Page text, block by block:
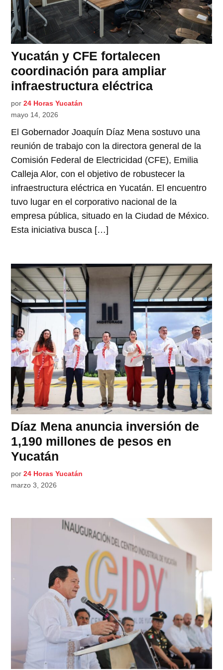
Yucatán y CFE fortalecen
coordinación para ampliar
infraestructura eléctrica
por 24 Horas Yucatán
mayo 14, 2026
El Gobernador Joaquín Díaz Mena sostuvo una
reunión de trabajo con la directora general de la
Comisión Federal de Electricidad (CFE), Emilia
Calleja Alor, con el objetivo de robustecer la
infraestructura eléctrica en Yucatán. El encuentro
tuvo lugar en el corporativo nacional de la
empresa pública, situado en la Ciudad de México.
Esta iniciativa busca […]
Díaz Mena anuncia inversión de
1,190 millones de pesos en
Yucatán
por 24 Horas Yucatán
marzo 3, 2026